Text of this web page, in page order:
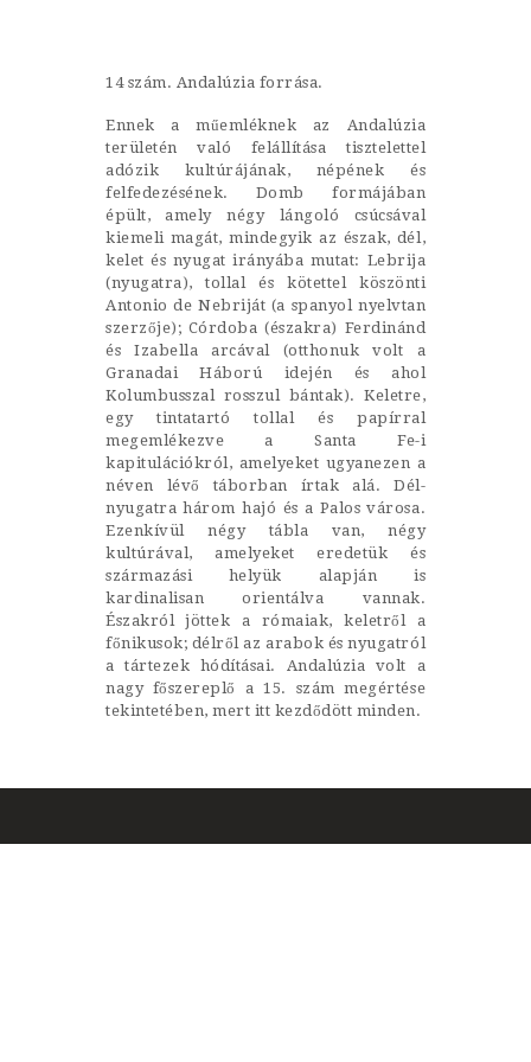
Castillo Monumento Colomares
INICIO
HISTORIA
CONSTRUCCIÓN
FOTOS
14 szám. Andalúzia forrása.
Ennek a műemléknek az Andalúzia
területén való felállítása tisztelettel
adózik kultúrájának, népének és
felfedezésének. Domb formájában
épült, amely négy lángoló csúcsával
kiemeli magát, mindegyik az észak, dél,
kelet és nyugat irányába mutat: Lebrija
(nyugatra), tollal és kötettel köszönti
Antonio de Nebriját (a spanyol nyelvtan
szerzője); Córdoba (északra) Ferdinánd
és Izabella arcával (otthonuk volt a
Granadai Háború idején és ahol
Kolumbusszal rosszul bántak). Keletre,
egy tintatartó tollal és papírral
megemlékezve a Santa Fe-i
kapitulációkról, amelyeket ugyanezen a
néven lévő táborban írtak alá. Dél-
nyugatra három hajó és a Palos városa.
Ezenkívül négy tábla van, négy
kultúrával, amelyeket eredetük és
származási helyük alapján is
kardinalisan orientálva vannak.
Északról jöttek a rómaiak, keletről a
főnikusok; délről az arabok és nyugatról
a tártezek hódításai. Andalúzia volt a
nagy főszereplő a 15. szám megértése
tekintetében, mert itt kezdődött minden.